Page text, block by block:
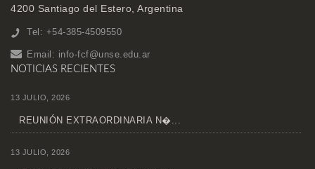
4200 Santiago del Estero, Argentina
Tel: +54-385-4509550
Email: info-fcf@unse.edu.ar
NOTICIAS RECIENTES
13 JULIO, 2026
REUNIÓN EXTRAORDINARIA N�...
13 JULIO, 2026